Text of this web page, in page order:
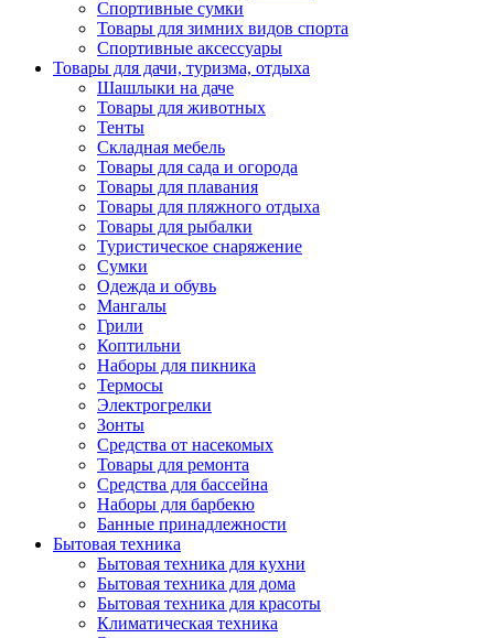
Спортивные сумки
Товары для зимних видов спорта
Спортивные аксессуары
Товары для дачи, туризма, отдыха
Шашлыки на даче
Товары для животных
Тенты
Складная мебель
Товары для сада и огорода
Товары для плавания
Товары для пляжного отдыха
Товары для рыбалки
Туристическое снаряжение
Сумки
Одежда и обувь
Мангалы
Грили
Коптильни
Наборы для пикника
Термосы
Электрогрелки
Зонты
Средства от насекомых
Товары для ремонта
Средства для бассейна
Наборы для барбекю
Банные принадлежности
Бытовая техника
Бытовая техника для кухни
Бытовая техника для дома
Бытовая техника для красоты
Климатическая техника